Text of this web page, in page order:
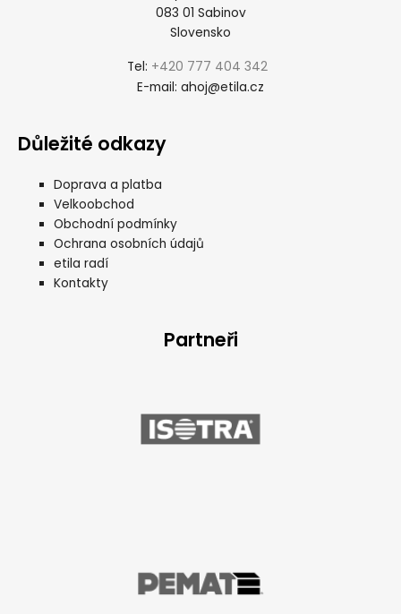
083 01 Sabinov
Slovensko
Tel: +420 777 404 342
E-mail: ahoj@etila.cz
Důležité odkazy
Doprava a platba
Velkoobchod
Obchodní podmínky
Ochrana osobních údajů
etila radí
Kontakty
Partneři